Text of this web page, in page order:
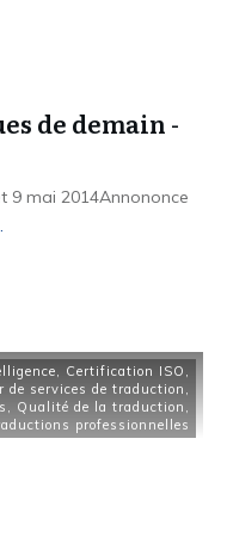
de demain -
9 mai 2014Annononce
, Certification ISO ,
de services de traduction ,
, Qualité de la traduction ,
professionnelles